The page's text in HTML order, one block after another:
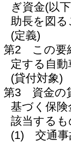
ぎ資金(以
助長を図
(定義)
第2 この要
定する自
(貸付対象)
第3 資金の
基づく保
該当する
(1) 交通事